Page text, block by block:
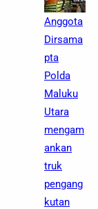
Anggota
Dirsama
pta
Polda
Maluku
Utara
mengam
ankan
truk
pengang
kutan